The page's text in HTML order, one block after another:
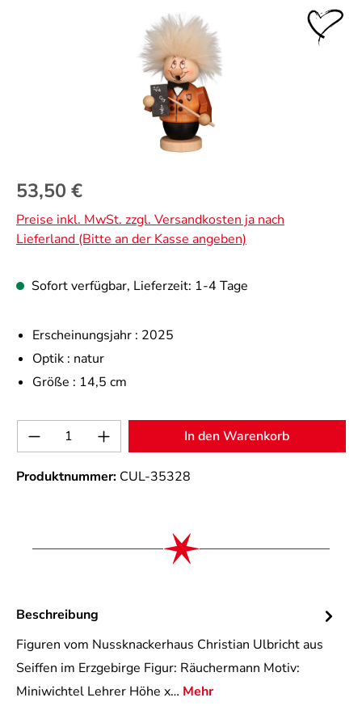
Bildergalerie überspringen
Regulärer Preis:
53,50 €
Preise inkl. MwSt. zzgl. Versandkosten ja nach
Lieferland (Bitte an der Kasse angeben)
Sofort verfügbar, Lieferzeit: 1-4 Tage
Erscheinungsjahr : 2025
Optik : natur
Größe : 14,5 cm
Produkt Anzahl: Gib den gewünschten
In den Warenkorb
Produktnummer: CUL-35328
Beschreibung
Figuren vom Nussknackerhaus Christian Ulbricht aus
Seiffen im Erzgebirge Figur: Räuchermann Motiv:
Miniwichtel Lehrer Höhe x… Mehr